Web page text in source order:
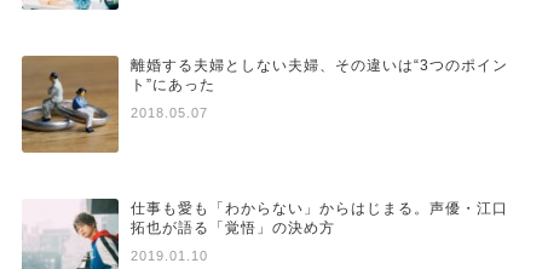
離婚する夫婦としない夫婦、その違いは“3つのポイン
ト”にあった
2018.05.07
仕事も愛も「わからない」からはじまる。声優・江口
拓也が語る「覚悟」の決め方
2019.01.10